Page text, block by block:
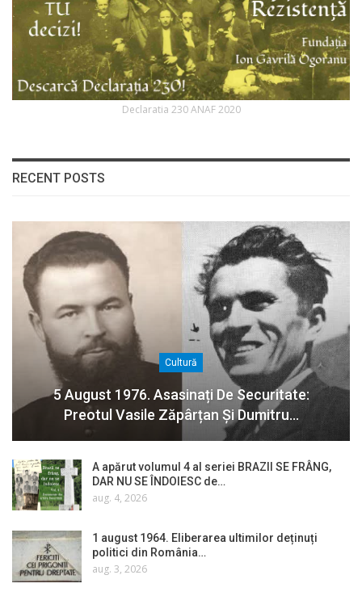
Declaratia 230 ANAF 2020
RECENT POSTS
Cultură
5 August 1976. Asasinați De Securitate:
Preotul Vasile Zăpârțan Și Dumitru…
A apărut volumul 4 al seriei BRAZII SE FRÂNG,
DAR NU SE ÎNDOIESC de…
aug. 4, 2026
1 august 1964. Eliberarea ultimilor deținuți
politici din România…
aug. 3, 2026